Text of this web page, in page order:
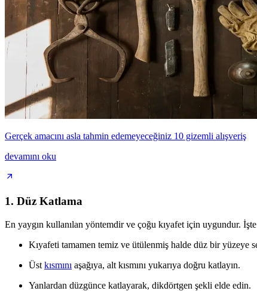
Gerçek amacını asla tahmin edemeyeceğiniz 10 gizemli alışveriş
devamını oku
1. Düz Katlama
En yaygın kullanılan yöntemdir ve çoğu kıyafet için uygundur. İşte
Kıyafeti tamamen temiz ve ütülenmiş halde düz bir yüzeye
Üst kısmını aşağıya, alt kısmını yukarıya doğru katlayın.
Yanlardan düzgünce katlayarak, dikdörtgen şekli elde edin.